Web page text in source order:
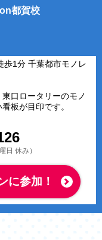
都賀校
歩1分 千葉都市モノレ
のモノ
板が目印です。
日 休み）
に参加！